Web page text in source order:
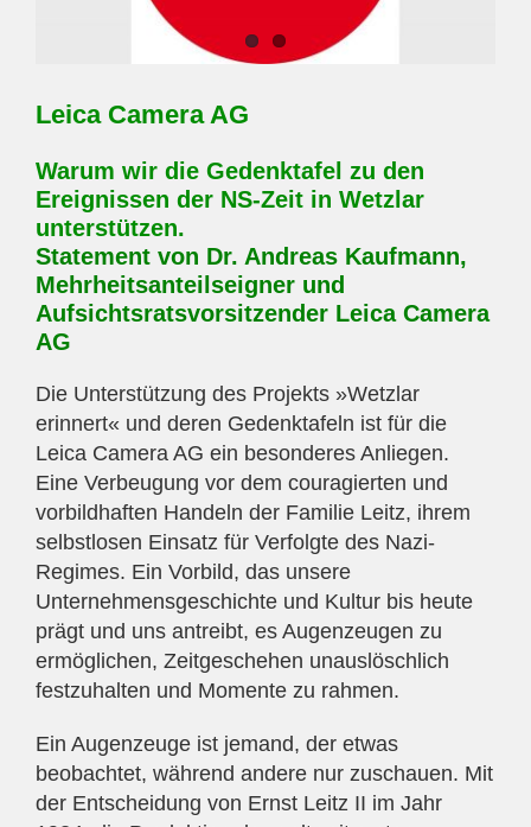
Leica Camera AG
Warum wir die Gedenktafel zu den
Ereignissen der NS-Zeit in Wetzlar
unterstützen.
Statement von Dr. Andreas Kaufmann,
Mehrheitsanteilseigner und
Aufsichtsratsvorsitzender Leica Camera
AG
Die Unterstützung des Projekts »Wetzlar
erinnert« und deren Gedenktafeln ist für die
Leica Camera AG ein besonderes Anliegen.
Eine Verbeugung vor dem couragierten und
vorbildhaften Handeln der Familie Leitz, ihrem
selbstlosen Einsatz für Verfolgte des Nazi-
Regimes. Ein Vorbild, das unsere
Unternehmensgeschichte und Kultur bis heute
prägt und uns antreibt, es Augenzeugen zu
ermöglichen, Zeitgeschehen unauslöschlich
festzuhalten und Momente zu rahmen.
Ein Augenzeuge ist jemand, der etwas
beobachtet, während andere nur zuschauen. Mit
der Entscheidung von Ernst Leitz II im Jahr